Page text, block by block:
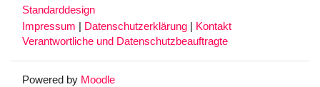
Standarddesign
Impressum
Datenschutzerklärung
Kontakt
Verantwortliche und Datenschutzbeauftragte
Powered by Moodle